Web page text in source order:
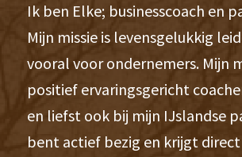
Ik ben Elke; businesscoach en
Mijn missie is levensgelukkig
vooral voor ondernemers. Mijn
positief ervaringsgericht
en liefst ook bij mijn IJslandse
bent actief bezig en krijgt